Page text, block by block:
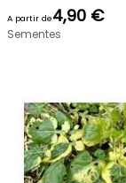
A partir de4,90 €
Sementes